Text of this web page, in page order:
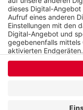
Anzeige